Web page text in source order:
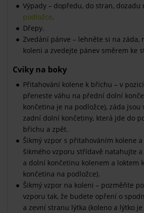
Výpady – dopředu, do stran, dozadu
podložce.
Dřepy.
Zvedání pánve – lehněte si na záda,
koleni a zvedejte pánev směrem ke
Cviky na boky
Přitahování kolene k břichu – v
přeneste váhu na přední dolní
končetina je na podložce), záda
zadní dolní končetiny, která jde do
břichu a zpět.
Šikmý vzpor s přitahováním kolene a
šikmého vzporu střídavě natahujte
a dolní končetinu kolenem a loktem
končetina na podložce).
Šikmý vzpor na koleni – pozměňte
vzporu tak, že budete opření o
a zevní stranu lýtka (koleno a lýtko